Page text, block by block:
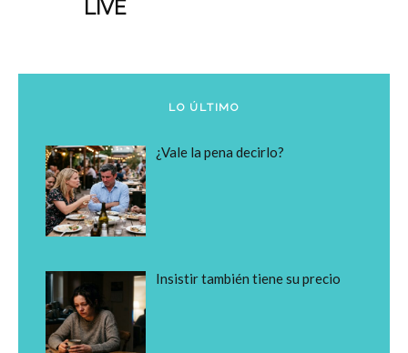
LIVE
LO ÚLTIMO
¿Vale la pena decirlo?
Insistir también tiene su precio